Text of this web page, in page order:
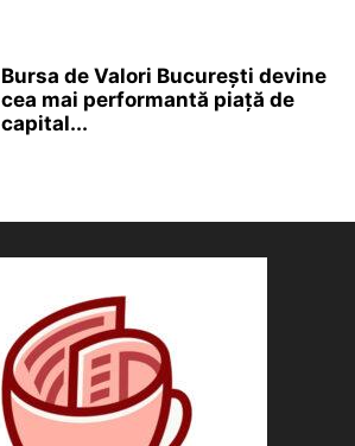
Bursa de Valori București devine
cea mai performantă piață de
capital...